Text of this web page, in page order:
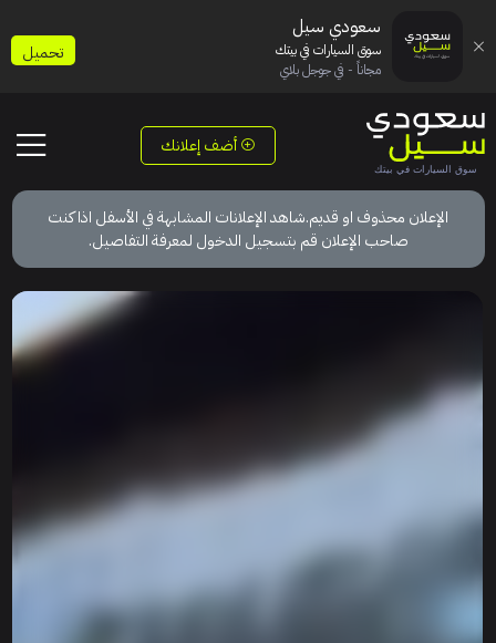
أضف إعلانك
الإعلان محذوف او قديم.شاهد الإعلانات المشابهة في الأسفل اذا كنت
صاحب الإعلان قم بتسجيل الدخول لمعرفة التفاصيل.
سعودي سيل
سوق السيارات في بيتك
مجاناً - في جوجل بلاي
تحميل